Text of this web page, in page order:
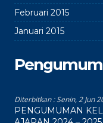
Februari 2015
Januari 2015
Diterbitkan :Senin, 2 Jun
PENGUMUMAN